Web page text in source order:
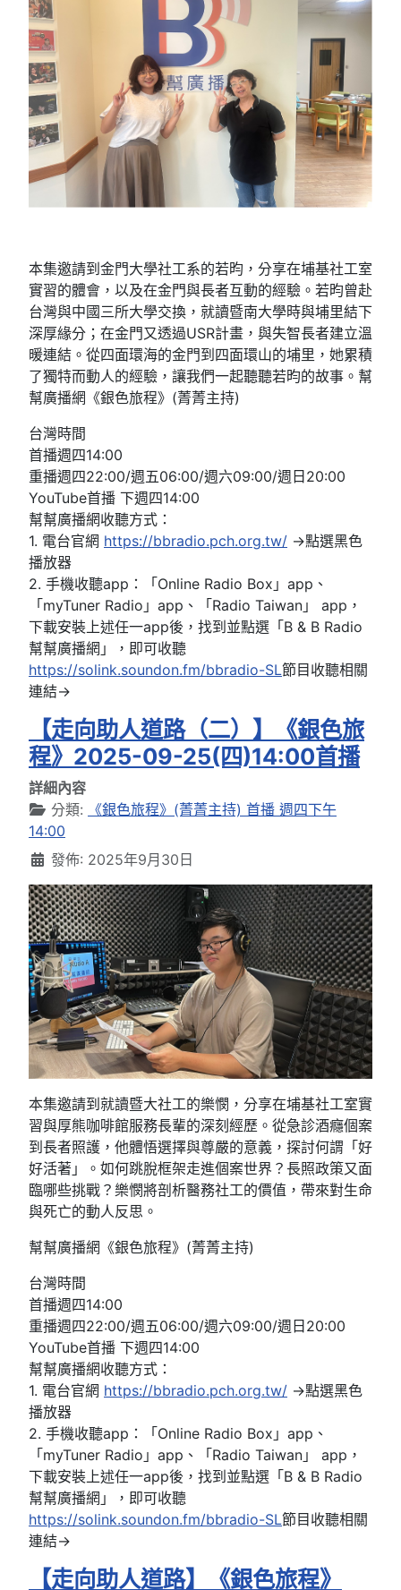
本集邀請到金門大學社工系的若昀，分享在埔基社工室
實習的體會，以及在金門與長者互動的經驗。若昀曾赴
台灣與中國三所大學交換，就讀暨南大學時與埔里結下
深厚緣分；在金門又透過USR計畫，與失智長者建立溫
暖連結。從四面環海的金門到四面環山的埔里，她累積
了獨特而動人的經驗，讓我們一起聽聽若昀的故事。幫
幫廣播網《銀色旅程》(菁菁主持)
台灣時間
首播週四14:00
重播週四22:00/週五06:00/週六09:00/週日20:00
YouTube首播 下週四14:00
幫幫廣播網收聽方式：
1. 電台官網 https://bbradio.pch.org.tw/ →點選黑色
播放器
2. 手機收聽app：「Online Radio Box」app、
「myTuner Radio」app、「Radio Taiwan」 app，
下載安裝上述任一app後，找到並點選「B & B Radio
幫幫廣播網」，即可收聽
https://solink.soundon.fm/bbradio-SL節目收聽相關
連結→
【走向助人道路（二）】《銀色旅
程》2025-09-25(四)14:00首播
詳細內容
分類:
《銀色旅程》(菁菁主持) 首播 週四下午
14:00
發佈: 2025年9月30日
本集邀請到就讀暨大社工的樂憫，分享在埔基社工室實
習與厚熊咖啡館服務長輩的深刻經歷。從急診酒癮個案
到長者照護，他體悟選擇與尊嚴的意義，探討何謂「好
好活著」。如何跳脫框架走進個案世界？長照政策又面
臨哪些挑戰？樂憫將剖析醫務社工的價值，帶來對生命
與死亡的動人反思。
幫幫廣播網《銀色旅程》(菁菁主持)
台灣時間
首播週四14:00
重播週四22:00/週五06:00/週六09:00/週日20:00
YouTube首播 下週四14:00
幫幫廣播網收聽方式：
1. 電台官網 https://bbradio.pch.org.tw/ →點選黑色
播放器
2. 手機收聽app：「Online Radio Box」app、
「myTuner Radio」app、「Radio Taiwan」 app，
下載安裝上述任一app後，找到並點選「B & B Radio
幫幫廣播網」，即可收聽
https://solink.soundon.fm/bbradio-SL節目收聽相關
連結→
【走向助人道路】《銀色旅程》